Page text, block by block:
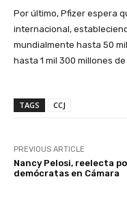
Por último, Pfizer espera
internacional,
mundialmente hasta 50
hasta 1 mil 300 millones
TAGS CCJ
PREVIOUS ARTICLE
Nancy Pelosi, reelecta
demócratas en Cámara